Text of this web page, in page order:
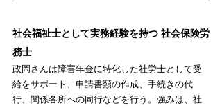
社会福祉士として実務経験を持つ 社会保険労
務士
政岡さんは障害年金に特化した社労士として受
給をサポート、申請書類の作成、手続きの代
行、関係各所への同行などを行う。強みは、社